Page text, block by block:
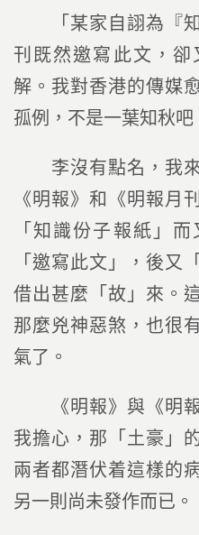
「某家自詡為『知
刊既然邀寫此文，卻
解。我對香港的傳媒
孤例，不是一葉知秋吧
李沒有點名，我來
《明報》和《明報月
「知識份子報紙」
「邀寫此文」，後又
借出甚麼「故」來。
那麼兇神惡煞，也很
氣了。
《明報》與《明報
我擔心，那「土豪」
兩者都潛伏着這樣的
另一則尚未發作而已。